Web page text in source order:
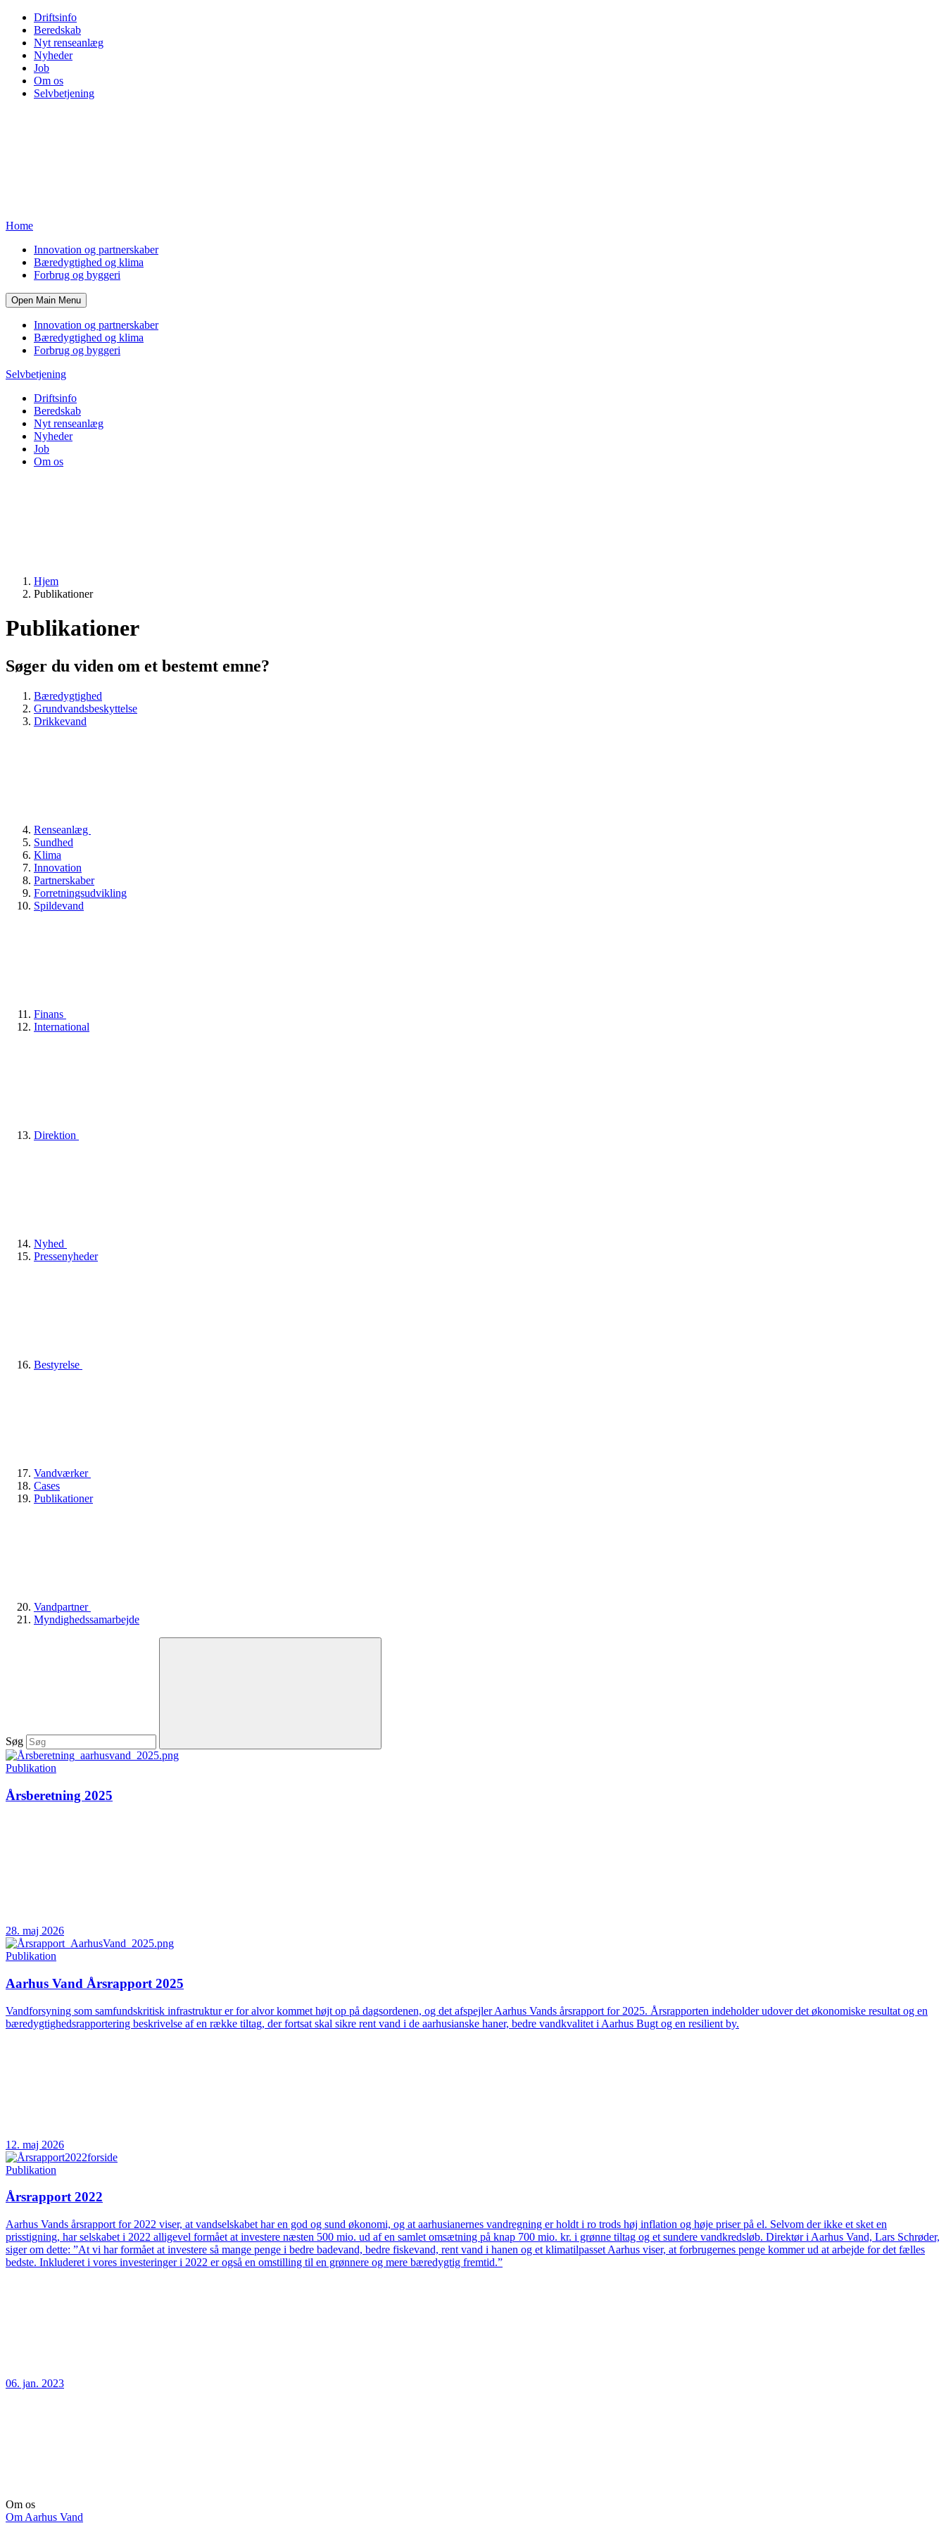
Driftsinfo
Beredskab
Nyt renseanlæg
Nyheder
Job
Om os
Selvbetjening
Home
Innovation og partnerskaber
Bæredygtighed og klima
Forbrug og byggeri
Open Main Menu
Innovation og partnerskaber
Bæredygtighed og klima
Forbrug og byggeri
Selvbetjening
Driftsinfo
Beredskab
Nyt renseanlæg
Nyheder
Job
Om os
Hjem
Publikationer
Publikationer
Søger du viden om et bestemt emne?
Bæredygtighed
Grundvandsbeskyttelse
Drikkevand
Renseanlæg
Sundhed
Klima
Innovation
Partnerskaber
Forretningsudvikling
Spildevand
Finans
International
Direktion
Nyhed
Pressenyheder
Bestyrelse
Vandværker
Cases
Publikationer
Vandpartner
Myndighedssamarbejde
Søg
Publikation
Årsberetning 2025
28. maj 2026
Publikation
Aarhus Vand Årsrapport 2025
Vandforsyning som samfundskritisk infrastruktur er for alvor kommet højt op på dagsordenen, og det afspejler Aarhus Vands årsrapport for 2025. Årsrapporten indeholder udover det økonomiske resultat og en
bæredygtighedsrapportering beskrivelse af en række tiltag, der fortsat skal sikre rent vand i de aarhusianske haner, bedre vandkvalitet i Aarhus Bugt og en resilient by.
12. maj 2026
Publikation
Årsrapport 2022
Aarhus Vands årsrapport for 2022 viser, at vandselskabet har en god og sund økonomi, og at aarhusianernes vandregning er holdt i ro trods høj inflation og høje priser på el. Selvom der ikke et sket en
prisstigning, har selskabet i 2022 alligevel formået at investere næsten 500 mio. ud af en samlet omsætning på knap 700 mio. kr. i grønne tiltag og et sundere vandkredsløb. Direktør i Aarhus Vand, Lars Schrøder,
siger om dette: ”At vi har formået at investere så mange penge i bedre badevand, bedre fiskevand, rent vand i hanen og et klimatilpasset Aarhus viser, at forbrugernes penge kommer ud at arbejde for det fælles
bedste. Inkluderet i vores investeringer i 2022 er også en omstilling til en grønnere og mere bæredygtig fremtid.”
06. jan. 2023
Om os
Om Aarhus Vand